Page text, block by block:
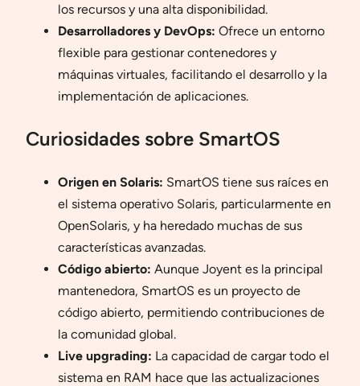
los recursos y una alta disponibilidad.
Desarrolladores y DevOps: Ofrece un entorno
flexible para gestionar contenedores y
máquinas virtuales, facilitando el desarrollo y la
implementación de aplicaciones.
Curiosidades sobre SmartOS
Origen en Solaris: SmartOS tiene sus raíces en
el sistema operativo Solaris, particularmente en
OpenSolaris, y ha heredado muchas de sus
características avanzadas.
Código abierto: Aunque Joyent es la principal
mantenedora, SmartOS es un proyecto de
código abierto, permitiendo contribuciones de
la comunidad global.
Live upgrading: La capacidad de cargar todo el
sistema en RAM hace que las actualizaciones